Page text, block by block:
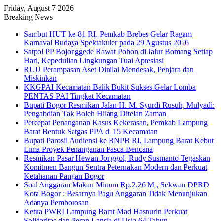
Friday, August 7 2026
Breaking News
Sambut HUT ke-81 RI, Pemkab Brebes Gelar Ragam
Karnaval Budaya Spektakuler pada 29 Agustus 2026
Satpol PP Bojonggede Rawat Pohon di Jalur Bomang Setiap
Hari, Kepedulian Lingkungan Tuai Apresiasi
RUU Perampasan Aset Dinilai Mendesak, Penjara dan
Miskinkan
KKGPAI Kecamatan Balik Bukit Sukses Gelar Lomba
PENTAS PAI Tingkat Kecamatan
Bupati Bogor Resmikan Jalan H. M. Syurdi Rusuh, Mulyadi:
Pengabdian Tak Boleh Hilang Ditelan Zaman
Percepat Penanganan Kasus Kekerasan, Pemkab Lampung
Barat Bentuk Satgas PPA di 15 Kecamatan
Bupati Parosil Audiensi ke BNPB RI, Lampung Barat Kebut
Lima Proyek Penanganan Pasca Bencana
Resmikan Pasar Hewan Jonggol, Rudy Susmanto Tegaskan
Komitmen Bangun Sentra Peternakan Modern dan Perkuat
Ketahanan Pangan Bogor
Soal Anggaran Makan Minum Rp.2,26 M , Sekwan DPRD
Kota Bogor : Besarnya Pagu Anggaran Tidak Menunjukan
Adanya Pemborosan
Ketua PWRI Lampung Barat Mad Hasnurin Perkuat